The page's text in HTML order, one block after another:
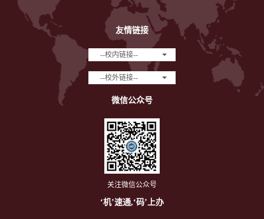
友情链接
--校内链接--
--校外链接--
微信公众号
关注微信公众号
‘机’速通,‘码’上办